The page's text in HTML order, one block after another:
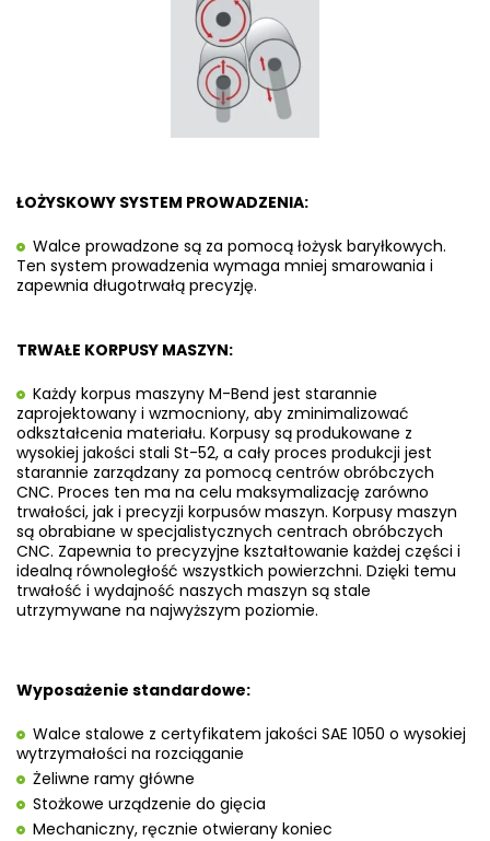
ŁOŻYSKOWY SYSTEM PROWADZENIA:
Walce prowadzone są za pomocą łożysk baryłkowych.
Ten system prowadzenia wymaga mniej smarowania i
zapewnia długotrwałą precyzję.
TRWAŁE KORPUSY MASZYN:
Każdy korpus maszyny M-Bend jest starannie
zaprojektowany i wzmocniony, aby zminimalizować
odkształcenia materiału. Korpusy są produkowane z
wysokiej jakości stali St-52, a cały proces produkcji jest
starannie zarządzany za pomocą centrów obróbczych
CNC. Proces ten ma na celu maksymalizację zarówno
trwałości, jak i precyzji korpusów maszyn. Korpusy maszyn
są obrabiane w specjalistycznych centrach obróbczych
CNC. Zapewnia to precyzyjne kształtowanie każdej części i
idealną równoległość wszystkich powierzchni. Dzięki temu
trwałość i wydajność naszych maszyn są stale
utrzymywane na najwyższym poziomie.
Wyposażenie standardowe:
Walce stalowe z certyfikatem jakości SAE 1050 o wysokiej
wytrzymałości na rozciąganie
Żeliwne ramy główne
Stożkowe urządzenie do gięcia
Mechaniczny, ręcznie otwierany koniec